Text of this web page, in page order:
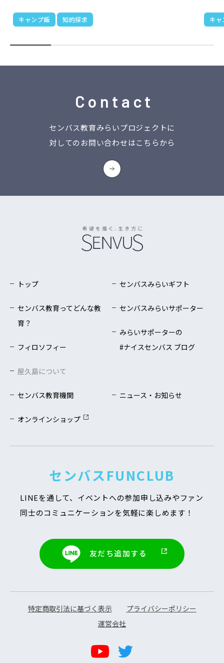
キャンプ飯 知的探求 キャ
Contact
センバス教育みらいプロジェクトに
対してのお問い合わせはこちらから
トップ
センバス教育ってどんな教
育？
フィロソフィー
屋久島について
センバスみらいギフト
センバスみらいサポーター
みらいサポーターの
#ナイスセンバス ブログ
センバス教育機関 ニュース・お知らせ
オンラインショップ
センバスFUNCLUB
LINEを通して、イベントへの参加申し込みやファン
同士のコミュニケーションを気軽に楽しめます！
友だち追加する
特定商取引法に基づく表示
プライバシーポリシー
運営会社